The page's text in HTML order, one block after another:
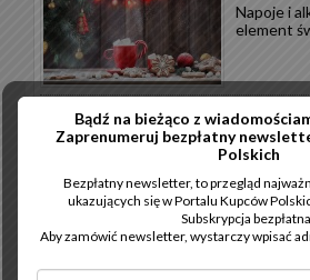
Napoje i
element
Święta
przede
Bądź na bieżąco z
Zaprenumeruj bezpłatny
Polskich
Bezpłatny newsletter, to przegląd
ukazujących się w Portalu Kupców
Subskrypcja
Aby zamówić newsletter, wystarczy wpisać